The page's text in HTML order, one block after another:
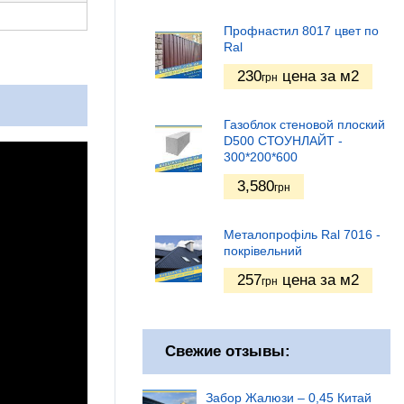
Профнастил 8017 цвет по
Ral
230грн цена за м2
Газоблок стеновой плоский
D500 СТОУНЛАЙТ -
300*200*600
3,580грн
Металопрофіль Ral 7016 -
покрівельний
257грн цена за м2
Свежие отзывы:
Забор Жалюзи – 0,45 Китай